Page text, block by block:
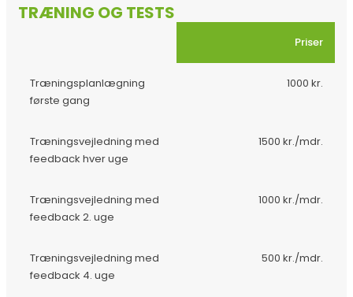
TRÆNING OG TESTS
Priser
Træningsplanlægning
første gang
1000 kr.
Træningsvejledning med
feedback hver uge
1500 kr./mdr.
Træningsvejledning med
feedback 2. uge
1000 kr./mdr.
Træningsvejledning med
feedback 4. uge
500 kr./mdr.